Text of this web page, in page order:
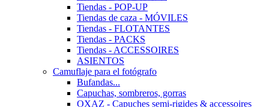
Tiendas - POP-UP
Tiendas de caza - MÓVILES
Tiendas - FLOTANTES
Tiendas - PACKS
Tiendas - ACCESSOIRES
ASIENTOS
Camuflaje para el fotógrafo
Bufandas...
Capuchas, sombreros, gorras
OXAZ - Capuches semi-rigides & accessoires